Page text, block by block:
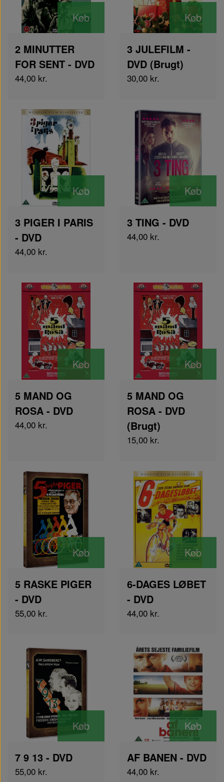
Køb
2 MINUTTER
FOR SENT - DVD
44,00 kr.
Køb
3 JULEFILM -
DVD (Brugt)
30,00 kr.
Køb
3 PIGER I PARIS
- DVD
44,00 kr.
Køb
3 TING - DVD
44,00 kr.
Køb
5 MAND OG
ROSA - DVD
44,00 kr.
Køb
5 MAND OG
ROSA - DVD
(Brugt)
15,00 kr.
Køb
5 RASKE PIGER
- DVD
55,00 kr.
Køb
6-DAGES LØBET
- DVD
44,00 kr.
Køb
7 9 13 - DVD
55,00 kr.
Køb
AF BANEN - DVD
44,00 kr.